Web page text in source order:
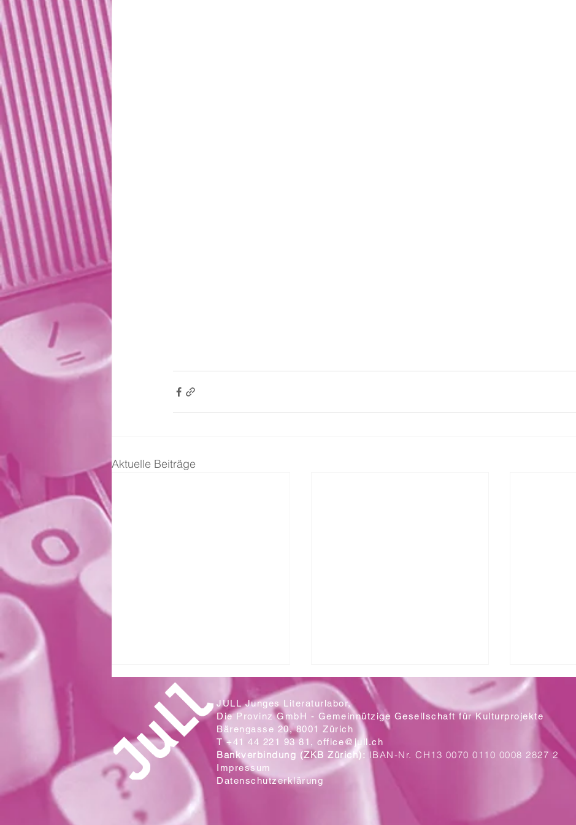
Aktuelle Beiträge
Zwei Klassen aus der Sek. Wallrüti
lesen in der Campo Cantina
Ein Blick auf die neuen Plakate
Mit letzter Kraft
JULL Junges Literaturlabor,
Die Provinz GmbH - Gemeinnützige Gesellschaft für Kulturprojekte
Bärengasse 20, 8001 Zürich
T +41 44 221 93 81, office@jull.ch
Bankverbindung (ZKB Zürich): IBAN-Nr. CH13 0070 0110 0008 2827 2
Impressum
Datenschutzerklärung